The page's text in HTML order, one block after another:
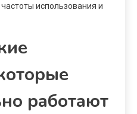
использования и
работают